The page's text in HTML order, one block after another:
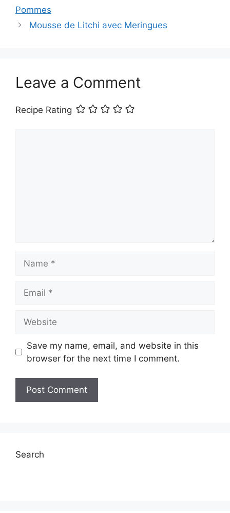
Pommes
Mousse de Litchi avec Meringues
Leave a Comment
Recipe Rating
Save my name, email, and website in this
browser for the next time I comment.
Search